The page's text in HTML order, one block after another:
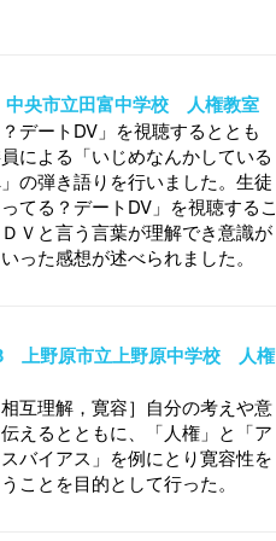
央市立田富中学校 人権教室
デートDV」を視聴するととも
による「いじめなんかしている
の弾き語りを行いました。生徒
てる？デートDV」を視聴するこ
Ｖと言う言葉が理解でき意識が
った感想が述べられました。
上野原市立上野原中学校 人権
互理解，寛容］自分の考えや意
えるとともに、「人権」と「ア
バイアス」を例にとり寛容性を
ことを目的として行った。